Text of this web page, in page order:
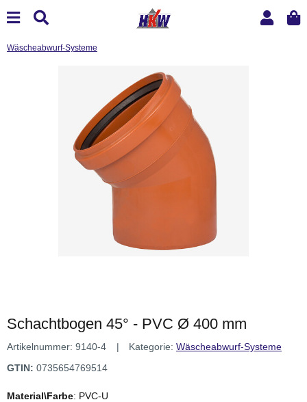
Wäscheabwurf-Systeme
Schachtbogen 45° - PVC Ø 400 mm
Artikelnummer: 9140-4 Kategorie: Wäscheabwurf-Systeme
GTIN: 0735654769514
Material\Farbe: PVC-U